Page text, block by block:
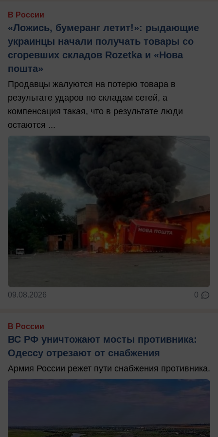
В России
«Ложись, бумеранг летит!»: рыдающие
украинцы начали получать товары со
сгоревших складов Rozetka и «Нова
пошта»
Продавцы жалуются на потерю товара в
результате ударов по складам сетей, а
компенсация такая, что в результате люди
остаются ...
09.08.2026 0
В России
ВС РФ уничтожают мосты противника:
Одессу отрезают от снабжения
Армия России режет пути снабжения противника.